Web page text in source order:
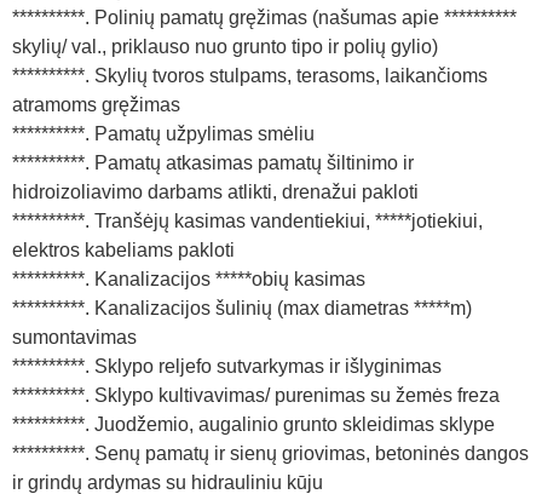
**********. Polinių pamatų gręžimas (našumas apie **********
skylių/ val., priklauso nuo grunto tipo ir polių gylio)
**********. Skylių tvoros stulpams, terasoms, laikančioms
atramoms gręžimas
**********. Pamatų užpylimas smėliu
**********. Pamatų atkasimas pamatų šiltinimo ir
hidroizoliavimo darbams atlikti, drenažui pakloti
**********. Tranšėjų kasimas vandentiekiui, *****jotiekiui,
elektros kabeliams pakloti
**********. Kanalizacijos *****obių kasimas
**********. Kanalizacijos šulinių (max diametras *****m)
sumontavimas
**********. Sklypo reljefo sutvarkymas ir išlyginimas
**********. Sklypo kultivavimas/ purenimas su žemės freza
**********. Juodžemio, augalinio grunto skleidimas sklype
**********. Senų pamatų ir sienų griovimas, betoninės dangos
ir grindų ardymas su hidrauliniu kūju